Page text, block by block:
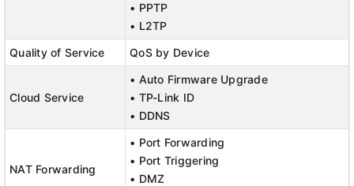
• PPTP
• L2TP
Quality of Service
QoS by Device
Cloud Service
• Auto Firmware Upgrade
• TP-Link ID
• DDNS
NAT Forwarding
• Port Forwarding
• Port Triggering
• DMZ